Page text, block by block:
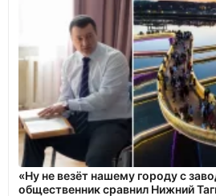
«Ну не везёт нашему городу с
общественник сравнил Нижний